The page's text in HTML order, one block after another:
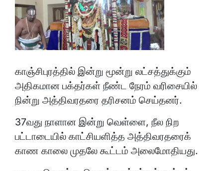
காஞ்சிபுரத்தில் இன்று மூன்று லட்சத்துக்கும்
அதிகமான பக்தர்கள் நீண்ட நேரம் வரிசையில்
நின்று அத்திவரதரை தரிசனம் செய்தனர்.
37வது நாளான இன்று வெள்ளை, நீல நிற
பட்டாடையில் காட்சியளித்த அத்திவரதரைக்
காண காலை முதலே கூட்டம் அலைமோதியது.